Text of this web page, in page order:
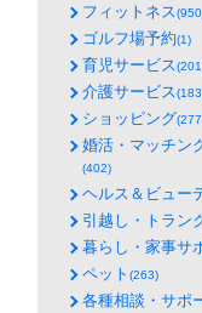
フィットネス
ゴルフ場予約(1)
育児サービス
介護サービス
ショッピング
婚活・マッチン
(402)
ヘルス＆ビュー
引越し・トラン
暮らし・家事サ
ペット (263)
各種相談・サポ